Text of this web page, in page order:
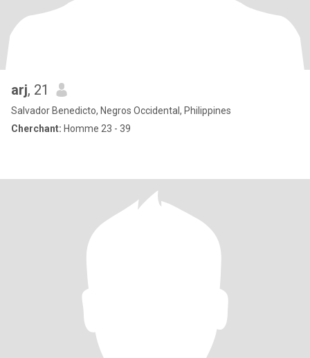
arj, 21
Salvador Benedicto, Negros Occidental, Philippines
Cherchant: Homme 23 - 39